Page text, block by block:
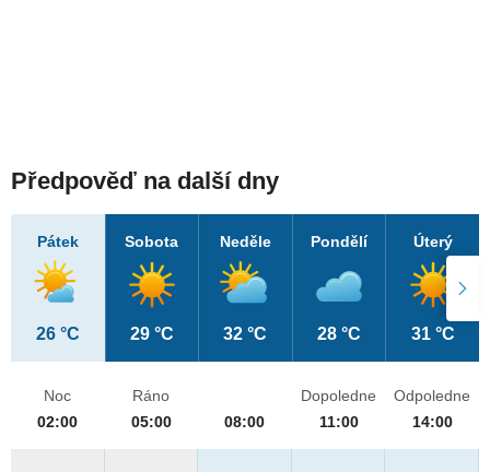
Předpověď na další dny
Pátek
26 °C
Sobota
29 °C
Neděle
32 °C
Pondělí
28 °C
Úterý
31 °C
Noc
02:00
Ráno
05:00
08:00
Dopoledne
11:00
Odpoledne
14:00